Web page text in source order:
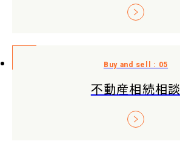
不動産相続相談